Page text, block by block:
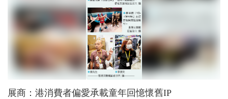
展商：港消費者偏愛承載童年回憶懷舊IP